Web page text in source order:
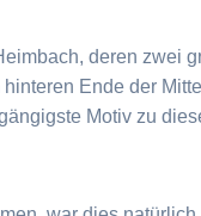
deren zwei
Ende der
Motiv zu